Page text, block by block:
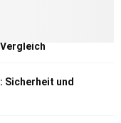
Sicherheit und